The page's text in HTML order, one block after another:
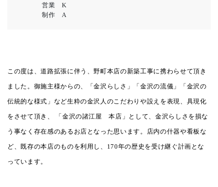
営業 K
制作 A
この度は、道路拡張に伴う、野町本店の新築工事に携わらせて頂き
ました。御施主様からの、「金沢らしさ」「金沢の流儀」「金沢の
伝統的な様式」など生粋の金沢人のこだわりや設えを表現、具現化
をさせて頂き、 「金沢の諸江屋 本店」として、金沢らしさを損な
う事なく存在感のあるお店となった思います。店内の什器や看板な
ど、既存の本店のものを利用し、170年の歴史を受け継ぐ計画とな
っています。